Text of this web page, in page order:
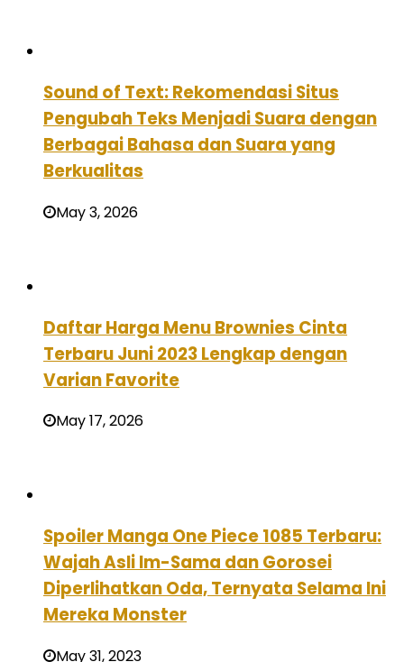
Sound of Text: Rekomendasi Situs
Pengubah Teks Menjadi Suara dengan
Berbagai Bahasa dan Suara yang
Berkualitas
May 3, 2026
Daftar Harga Menu Brownies Cinta
Terbaru Juni 2023 Lengkap dengan
Varian Favorite
May 17, 2026
Spoiler Manga One Piece 1085 Terbaru:
Wajah Asli Im-Sama dan Gorosei
Diperlihatkan Oda, Ternyata Selama Ini
Mereka Monster
May 31, 2023